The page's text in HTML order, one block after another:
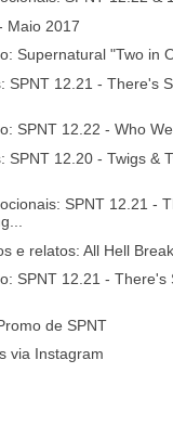
Maio 2017
Supernatural "Two in
SPNT 12.21 - There's
SPNT 12.22 - Who
SPNT 12.20 - Twigs &
SPNT 12.21 -
e relatos: All Hell
SPNT 12.21 - There's
de SPNT
via Instagram